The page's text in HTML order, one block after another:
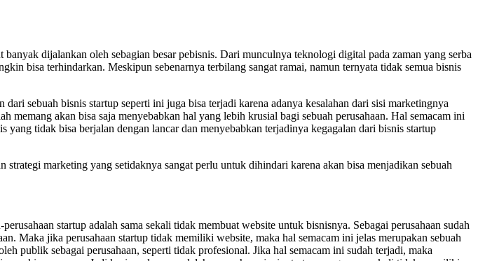
dijalankan oleh sebagian besar pebisnis. Dari munculnya teknologi digital pada zaman yang serba
bisa terhindarkan. Meskipun sebenarnya terbilang sangat ramai, namun ternyata tidak semua bisnis
sebuah bisnis startup seperti ini juga bisa terjadi karena adanya kesalahan dari sisi marketingnya
memang akan bisa saja menyebabkan hal yang lebih krusial bagi sebuah perusahaan. Hal semacam ini
tidak bisa berjalan dengan lancar dan menyebabkan terjadinya kegagalan dari bisnis startup
marketing yang setidaknya sangat perlu untuk dihindari karena akan bisa menjadikan sebuah
startup adalah sama sekali tidak membuat website untuk bisnisnya. Sebagai perusahaan sudah
Maka jika perusahaan startup tidak memiliki website, maka hal semacam ini jelas merupakan sebuah
publik sebagai perusahaan, seperti tidak profesional. Jika hal semacam ini sudah terjadi, maka